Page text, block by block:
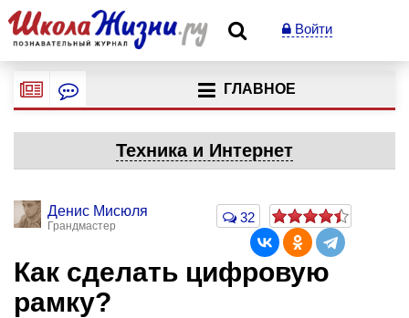
Войти
ГЛАВНОЕ
Техника и Интернет
Денис Мисюля
Грандмастер
32
Как сделать цифровую
рамку?